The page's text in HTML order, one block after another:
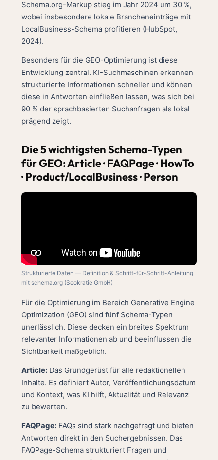
Schema.org-Markup stieg im Jahr 2024 um 30 %,
wobei insbesondere lokale Brancheneinträge mit
LocalBusiness-Schema profitieren (HubSpot,
2024).
Besonders für die GEO-Optimierung ist diese
Entwicklung zentral. KI-Suchmaschinen erkennen
strukturierte Informationen schneller und können
diese in Antworten einfließen lassen, was sich bei
90 % der sprachbasierten Suchanfragen als lokal
prägend zeigt.
Die 5 wichtigsten Schema-Typen
für GEO: Article · FAQPage · HowTo
· Product/LocalBusiness · Person
Strukturierte Daten — Definition & Schritt-für-Schritt-Anleitung
mit schema.org (Seokratie GmbH)
Für die Optimierung im Bereich Generative Engine
Optimization (GEO) sind fünf Schema-Typen
unerlässlich. Diese decken ein breites Spektrum
relevanter Informationen ab und beeinflussen die
Sichtbarkeit maßgeblich.
Article: Das Grundgerüst für alle redaktionellen
Inhalte. Es definiert Autor, Veröffentlichungsdatum
und Kontext, was KI hilft, Aktualität und Relevanz
zu bewerten.
FAQPage: FAQs sind stark nachgefragt und bieten
Antworten direkt in den Suchergebnissen. Das
FAQPage-Schema strukturiert Fragen und